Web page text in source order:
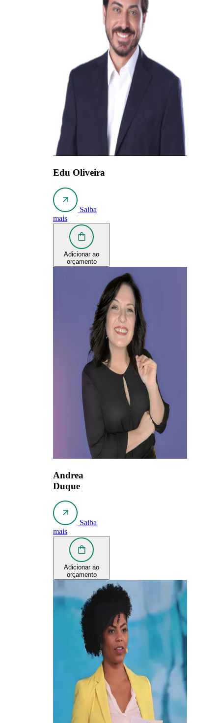
Edu Oliveira
Saiba
mais
Adicionar ao
orçamento
Andrea
Duque
Saiba
mais
Adicionar ao
orçamento